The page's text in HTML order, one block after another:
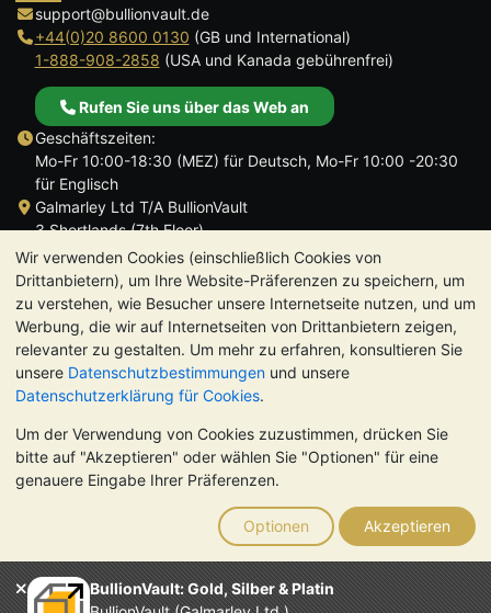
Wir verwenden Cookies (einschließlich Cookies von
Drittanbietern), um Ihre Website-Präferenzen zu speichern, um
zu verstehen, wie Besucher unsere Internetseite nutzen, und um
Werbung, die wir auf Internetseiten von Drittanbietern zeigen,
relevanter zu gestalten. Um mehr zu erfahren, konsultieren Sie
unsere Datenschutzbestimmungen und unsere
Datenschutzerklärung für Cookies.
Um der Verwendung von Cookies zuzustimmen, drücken Sie
bitte auf "Akzeptieren" oder wählen Sie "Optionen" für eine
genauere Eingabe Ihrer Präferenzen.
Optionen Akzeptieren
BullionVault: Gold, Silber & Platin
support@bullionvault.de
+44(0)20 8600 0130 (GB und International)
1-888-908-2858 (USA und Kanada gebührenfrei)
Rufen Sie uns über das Web an
Geschäftszeiten:
Mo-Fr 10:00-18:30 (MEZ) für Deutsch, Mo-Fr 10:00 -20:30
für Englisch
Galmarley Ltd T/A BullionVault
3 Shortlands (7th Floor)
Hammersmith
London
W6 8DA
Großbritannien
TrustScore 4.8 | 725 Bewertungen
BITTE BEACHTEN SIE: Der Wert von Edelmetallen kann sowohl
steigen als auch fallen. Historische Trends sind keine Garantie
für zukünftige Preisentwicklungen. Nichts auf den Webseiten
von BullionVault oder in der Kommunikation stellt eine
Anlageberatung dar. Sie sollten sich von einem Fachmann
beraten lassen, um zu sehen, ob der Besitz von Edelmetallen
das Richtige für Sie ist.